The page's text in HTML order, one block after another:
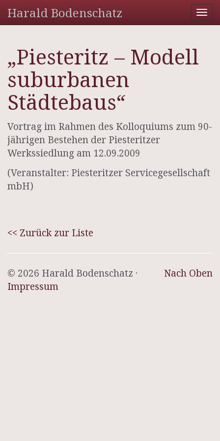
Harald Bodenschatz
„Piesteritz – Modell
suburbanen
Städtebaus“
Vortrag im Rahmen des Kolloquiums zum 90-
jährigen Bestehen der Piesteritzer
Werkssiedlung am 12.09.2009
(Veranstalter: Piesteritzer Servicegesellschaft
mbH)
<< Zurück zur Liste
Nach Oben
© 2026 Harald Bodenschatz ·
Impressum